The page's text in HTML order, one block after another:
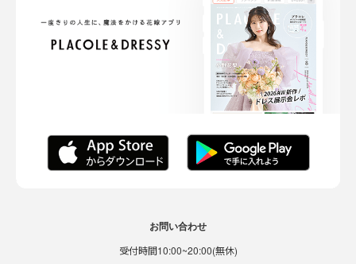
お問い合わせ
受付時間10:00~20:00(無休)